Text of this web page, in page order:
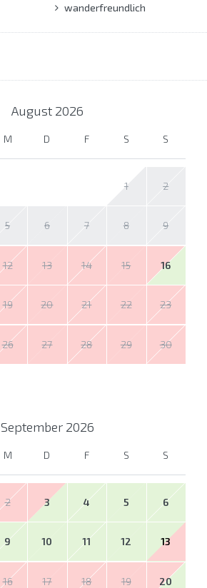
wanderfreundlich
August 2026
M D F S S
1 2
5 6 7 8 9
12 13 14 15 16
19 20 21 22 23
26 27 28 29 30
September 2026
M D F S S
2 3 4 5 6
9 10 11 12 13
16 17 18 19 20